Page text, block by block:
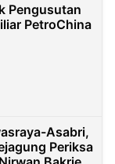
Pengusutan
PetroChina
Asabri,
Periksa